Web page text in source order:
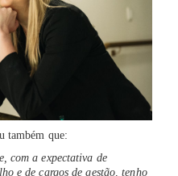
também que:
com a expectativa de
e de cargos de gestão, tenho